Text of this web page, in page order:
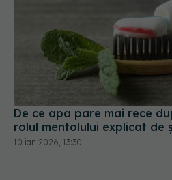
De ce apa pare mai rece
rolul mentolului explicat de
10 ian 2026, 13:30